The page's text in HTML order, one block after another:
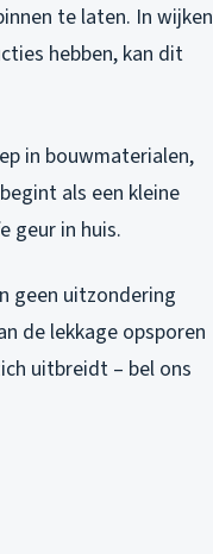
te laten. In wijken
hebben, kan dit
in bouwmaterialen,
als een kleine
geur in huis.
geen uitzondering
de lekkage opsporen
uitbreidt – bel ons